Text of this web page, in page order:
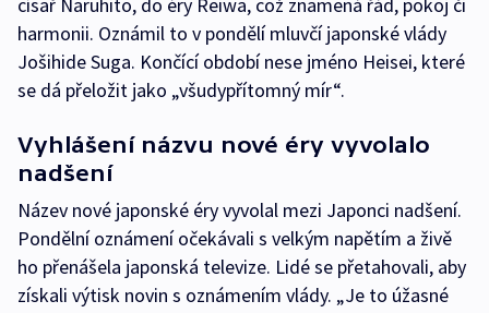
harmonii. Oznámil to v pondělí mluvčí japonské vlády
Jošihide Suga. Končící období nese jméno Heisei, které
se dá přeložit jako „všudypřítomný mír“.
Vyhlášení názvu nové éry vyvolalo
nadšení
Název nové japonské éry vyvolal mezi Japonci nadšení.
Pondělní oznámení očekávali s velkým napětím a živě
ho přenášela japonská televize. Lidé se přetahovali, aby
získali výtisk novin s oznámením vlády. „Je to úžasné